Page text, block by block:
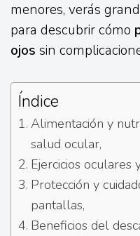
menores, verás
para descubrir cómo
ojos sin
Índice
Alimentación y
salud ocular,
Ejercicios oculares
Protección y
pantallas,
Beneficios del